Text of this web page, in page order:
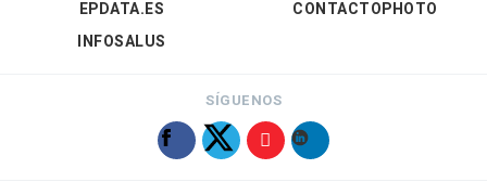
EPDATA.ES
INFOSALUS
CONTACTOPHOTO
SÍGUENOS